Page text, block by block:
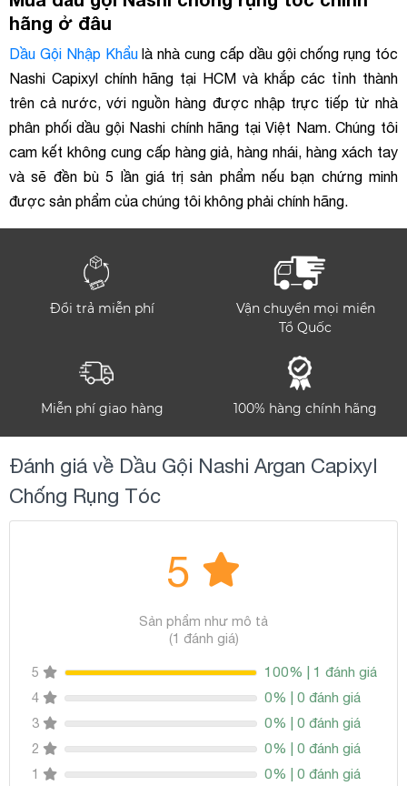
hãng ở đâu
Dầu Gội Nhập Khẩulà nhà cung cấp dầu gội chống rụng tóc
Nashi Capixyl chính hãng tại HCM và khắp các tỉnh thành
trên cả nước, với nguồn hàng được nhập trực tiếp từ nhà
phân phối dầu gội Nashi chính hãng tại Việt Nam. Chúng tôi
cam kết không cung cấp hàng giả, hàng nhái, hàng xách tay
và sẽ đền bù 5 lần giá trị sản phẩm nếu bạn chứng minh
được sản phẩm của chúng tôi không phải chính hãng.
Đổi trả miễn phí
Vận chuyển mọi miền
Tổ Quốc
Miễn phí giao hàng 100% hàng chính hãng
Đánh giá về Dầu Gội Nashi Argan Capixyl
Chống Rụng Tóc
5
Sản phẩm như mô tả
(1 đánh giá)
5 100% | 1 đánh giá
4 0% | 0 đánh giá
3 0% | 0 đánh giá
2 0% | 0 đánh giá
1 0% | 0 đánh giá